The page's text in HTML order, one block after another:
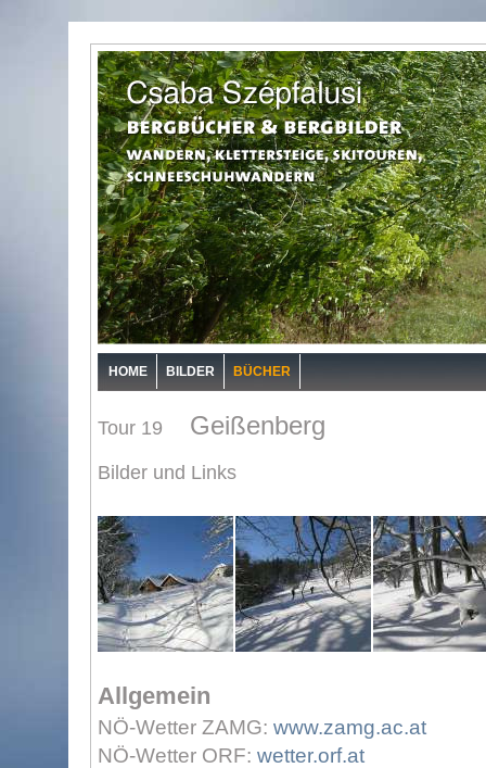
HOME BILDER BÜCHER
Tour 19 Geißenberg
Bilder und Links
Allgemein
NÖ-Wetter ZAMG: www.zamg.ac.at
NÖ-Wetter ORF: wetter.orf.at